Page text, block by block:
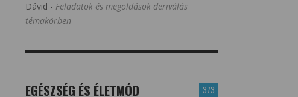
Dávid - Feladatok és megoldások deriválás
témakörben
373
EGÉSZSÉG ÉS ÉLETMÓD